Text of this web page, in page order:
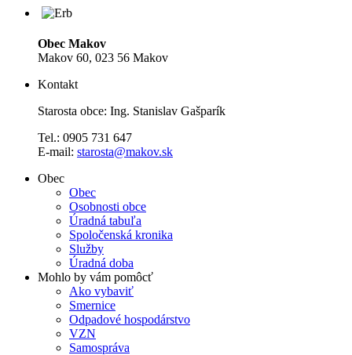
Obec Makov
Makov 60, 023 56 Makov
Kontakt
Starosta obce: Ing. Stanislav Gašparík
Tel.: 0905 731 647
E-mail: starosta@makov.sk
Obec
Obec
Osobnosti obce
Úradná tabuľa
Spoločenská kronika
Služby
Úradná doba
Mohlo by vám pomôcť
Ako vybaviť
Smernice
Odpadové hospodárstvo
VZN
Samospráva